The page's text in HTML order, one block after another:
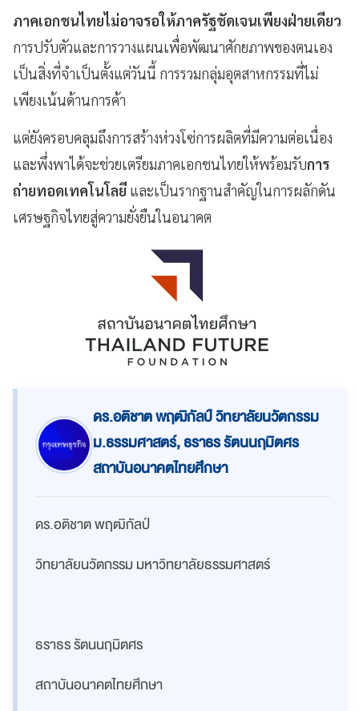
ภาคเอกชนไทยไม่อาจรอให้ภาครัฐชัดเจนเพียงฝ่ายเดียว
การปรับตัวและการวางแผนเพื่อพัฒนาศักยภาพของตนเอง
เป็นสิ่งที่จำเป็นตั้งแต่วันนี้ การรวมกลุ่มอุตสาหกรรมที่ไม่
เพียงเน้นด้านการค้า
แต่ยังครอบคลุมถึงการสร้างห่วงโซ่การผลิตที่มีความต่อเนื่อง
และพึ่งพาได้จะช่วยเตรียมภาคเอกชนไทยให้พร้อมรับการ
ถ่ายทอดเทคโนโลยี และเป็นรากฐานสำคัญในการผลักดัน
เศรษฐกิจไทยสู่ความยั่งยืนในอนาคต
ดร.อติชาต พฤฒิกัลป์ วิทยาลัยนวัตกรรม
ม.ธรรมศาสตร์, ธราธร รัตนนฤมิตศร
สถาบันอนาคตไทยศึกษา
ดร.อติชาต พฤฒิกัลป์
วิทยาลัยนวัตกรรม มหาวิทยาลัยธรรมศาสตร์
ธราธร รัตนนฤมิตศร
สถาบันอนาคตไทยศึกษา